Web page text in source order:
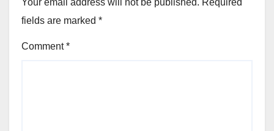
fields are marked *
Comment*